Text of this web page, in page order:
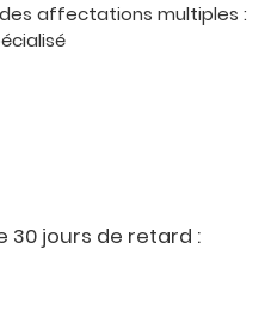
affectations multiples :
30 jours de retard :